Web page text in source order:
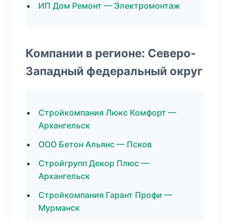
ИП Дом Ремонт — Электромонтаж
Компании в регионе: Северо-
Западный федеральный округ
Стройкомпания Люкс Комфорт —
Архангельск
ООО Бетон Альянс — Псков
Стройгрупп Декор Плюс —
Архангельск
Стройкомпания Гарант Профи —
Мурманск